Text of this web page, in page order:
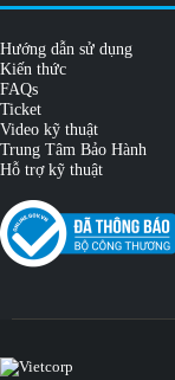
Hướng dẫn sử dụng
Kiến thức
FAQs
Ticket
Video kỹ thuật
Trung Tâm Bảo Hành
Hỗ trợ kỹ thuật